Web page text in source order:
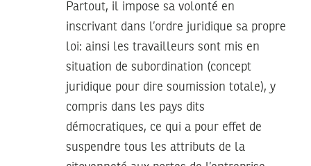
Partout, il impose sa volonté en
inscrivant dans l’ordre juridique sa propre
loi: ainsi les travailleurs sont mis en
situation de subordination (concept
juridique pour dire soumission totale), y
compris dans les pays dits
démocratiques, ce qui a pour effet de
suspendre tous les attributs de la